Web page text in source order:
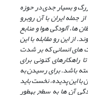
و بسیار جدی در حوزه
ایران با آن روبرو
آلودگی هوا و منابع
از این­ رو مقابله با این
های انسانی که بر شدت
راهکارهای کنونی برای
باشد. برای رسیدن به
این پدیده، نخست باید
آن ­ها به سطح به­طور